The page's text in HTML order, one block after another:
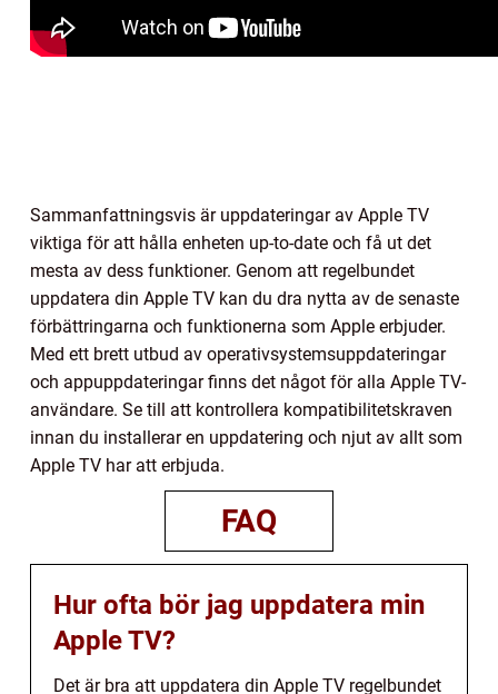
Sammanfattningsvis är uppdateringar av Apple TV
viktiga för att hålla enheten up-to-date och få ut det
mesta av dess funktioner. Genom att regelbundet
uppdatera din Apple TV kan du dra nytta av de senaste
förbättringarna och funktionerna som Apple erbjuder.
Med ett brett utbud av operativsystemsuppdateringar
och appuppdateringar finns det något för alla Apple TV-
användare. Se till att kontrollera kompatibilitetskraven
innan du installerar en uppdatering och njut av allt som
Apple TV har att erbjuda.
FAQ
Hur ofta bör jag uppdatera min
Apple TV?
Det är bra att uppdatera din Apple TV regelbundet